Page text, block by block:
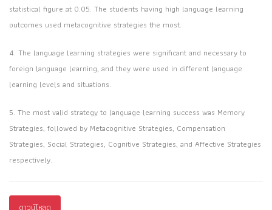
statistical figure at 0.05. The students having high language learning
outcomes used metacognitive strategies the most.
4. The language learning strategies were significant and necessary to
foreign language learning, and they were used in different language
learning levels and situations.
5. The most valid strategy to language learning success was Memory
Strategies, followed by Metacognitive Strategies, Compensation
Strategies, Social Strategies, Cognitive Strategies, and Affective Strategies
respectively.
ดาวน์โหลด